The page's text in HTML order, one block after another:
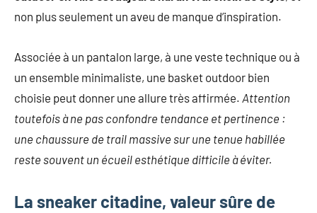
non plus seulement un aveu de manque d’inspiration.
Associée à un pantalon large, à une veste technique ou à
un ensemble minimaliste, une basket outdoor bien
choisie peut donner une allure très affirmée. Attention
toutefois à ne pas confondre tendance et pertinence :
une chaussure de trail massive sur une tenue habillée
reste souvent un écueil esthétique difficile à éviter.
La sneaker citadine, valeur sûre de